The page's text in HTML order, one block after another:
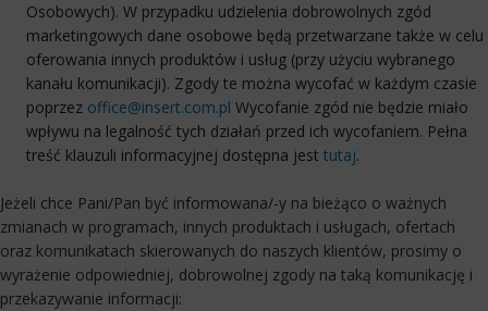
Osobowych). W przypadku udzielenia dobrowolnych zgód
marketingowych dane osobowe będą przetwarzane także w celu
oferowania innych produktów i usług (przy użyciu wybranego
kanału komunikacji). Zgody te można wycofać w każdym czasie
poprzez office@insert.com.pl Wycofanie zgód nie będzie miało
wpływu na legalność tych działań przed ich wycofaniem. Pełna
treść klauzuli informacyjnej dostępna jest tutaj.
Jeżeli chce Pani/Pan być informowana/-y na bieżąco o ważnych
zmianach w programach, innych produktach i usługach, ofertach
oraz komunikatach skierowanych do naszych klientów, prosimy o
wyrażenie odpowiedniej, dobrowolnej zgody na taką komunikację i
przekazywanie informacji: